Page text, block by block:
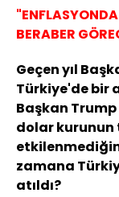
BERABER
Geçen yıl
Türkiye'de bir
Başkan
dolar kurunun
zamana
atıldı?